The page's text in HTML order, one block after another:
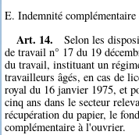
E. Indemnité
Art. 14.
Selon les
de travail n° 17 du 19
du travail, instituant un
travailleurs âgés, en cas de
royal du 16 janvier 1975, et
cinq ans dans le secteur
récupération du papier, le
complémentaire à l'ouvrier.